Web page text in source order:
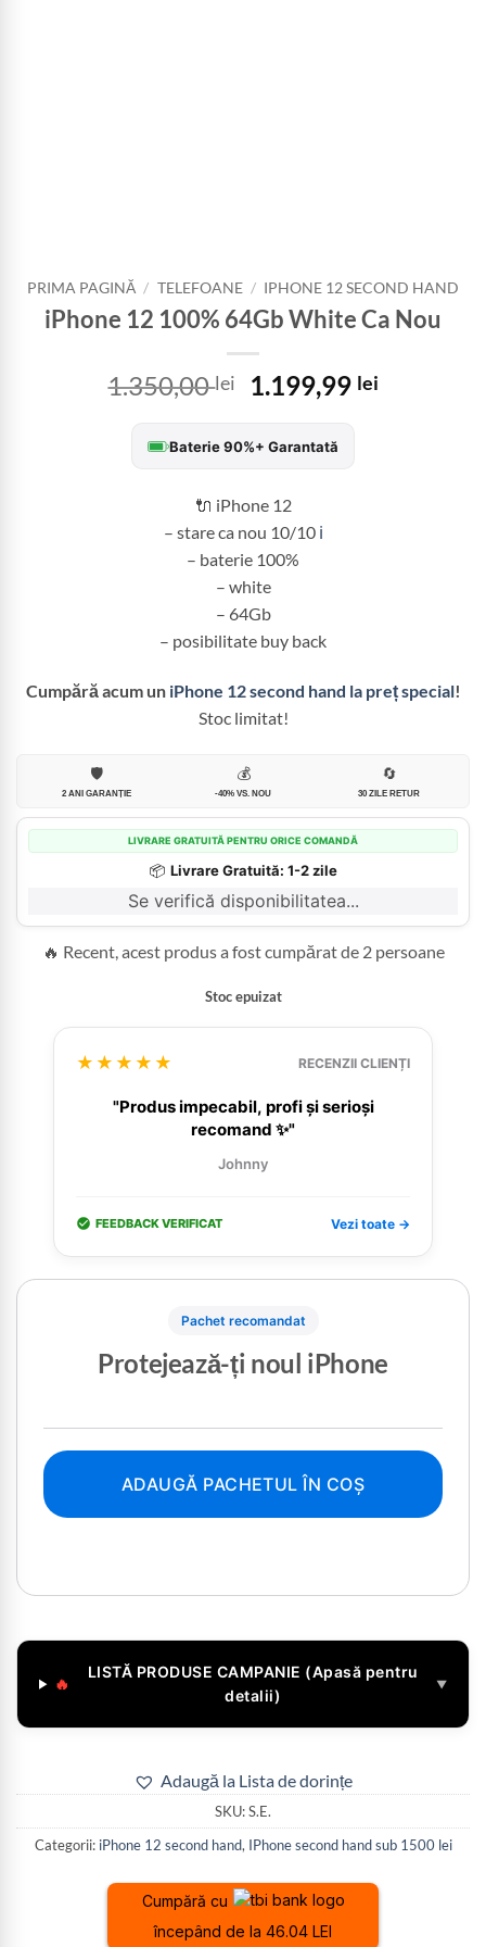
PRIMA PAGINĂ / TELEFOANE / IPHONE 12 SECOND HAND
iPhone 12 100% 64Gb White Ca Nou
1.350,00lei
Prețul
a
fost:
1.199,99 leiPrețul
Baterie 90%+ Garantată
🔌 iPhone 12
– stare ca nou 10/10 ℹ️
– baterie 100%
– white
– 64Gb
– posibilitate buy back
Cumpără acum un iPhone 12 second hand la preț special!
Stoc limitat!
🛡️
2 ANI GARANȚIE
💰
-40% VS. NOU
🔄
30 ZILE RETUR
LIVRARE GRATUITĂ PENTRU ORICE COMANDĂ
📦 Livrare Gratuită: 1-2 zile
Se verifică disponibilitatea...
🔥 Recent, acest produs a fost cumpărat de 2 persoane
Stoc epuizat
★★★★★ RECENZII CLIENȚI
"Produs impecabil, profi și serioși
recomand ✨"
Johnny
FEEDBACK VERIFICAT Vezi toate →
Pachet recomandat
Protejează-ți noul iPhone
ADAUGĂ PACHETUL ÎN COȘ
🔥
LISTĂ PRODUSE CAMPANIE (Apasă pentru
detalii)
▼
Adaugă la Lista de dorințe
SKU:S.E.
Categorii: iPhone 12 second hand, IPhone second hand sub 1500 lei
Cumpără cu
începând de la 46.04 LEI